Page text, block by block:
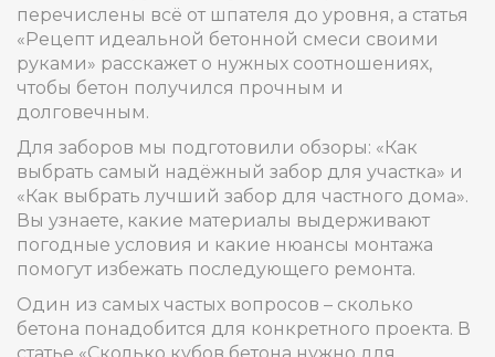
перечислены всё от шпателя до уровня, а статья
«Рецепт идеальной бетонной смеси своими
руками» расскажет о нужных соотношениях,
чтобы бетон получился прочным и
долговечным.
Для заборов мы подготовили обзоры: «Как
выбрать самый надёжный забор для участка» и
«Как выбрать лучший забор для частного дома».
Вы узнаете, какие материалы выдерживают
погодные условия и какие нюансы монтажа
помогут избежать последующего ремонта.
Один из самых частых вопросов – сколько
бетона понадобится для конкретного проекта. В